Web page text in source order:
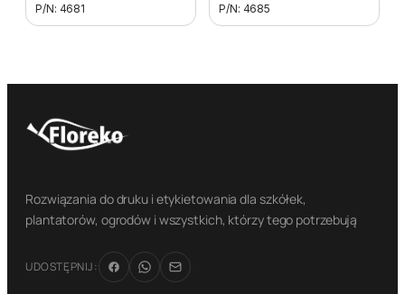
P/N: 4681 P/N: 4685
Rozwiązania do druku i etykietowania dla szkółek,
plantatorów, ogrodów i wszystkich, którzy tego potrzebują
UDOSTĘPNIJ: